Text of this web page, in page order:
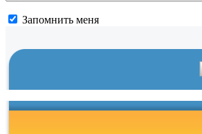
Запомнить меня